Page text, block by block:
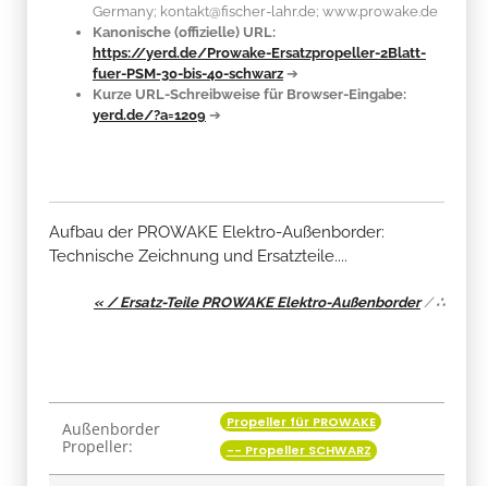
Germany; kontakt@fischer-lahr.de; www.prowake.de
Kanonische (offizielle) URL:
https://yerd.de/Prowake-Ersatzpropeller-2Blatt-
fuer-PSM-30-bis-40-schwarz ➔
Kurze URL-Schreibweise für Browser-Eingabe:
yerd.de/?a=1209 ➔
Aufbau der PROWAKE Elektro-Außenborder:
Technische Zeichnung und Ersatzteile....
« / Ersatz-Teile PROWAKE Elektro-Außenborder/∴
Produkteigenschaft
Wert
Außenborder
Propeller:
Propeller für PROWAKE
-- Propeller SCHWARZ